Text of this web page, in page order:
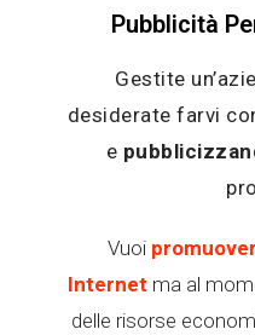
Pubblicità
Gestite
desiderate farvi
e
Vuoi
Internet ma al
delle risorse